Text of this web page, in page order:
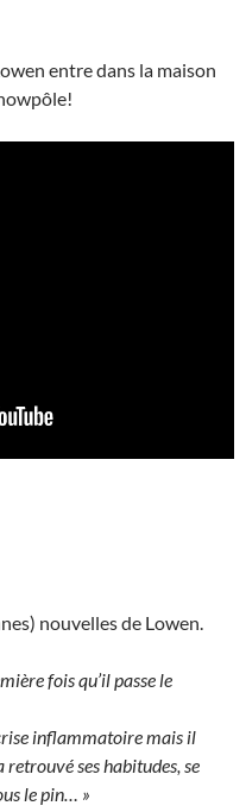
entre dans la maison
nouvelles de Lowen.
fois qu’il passe le
inflammatoire mais il
ses habitudes, se
le pin… »